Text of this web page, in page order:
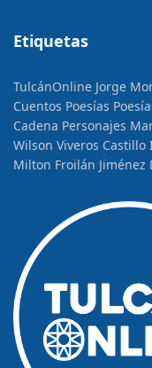
Etiquetas
TulcánOnline Jorge
Cuentos Poesías
Cadena Personajes
Wilson Viveros Castillo
Milton Froilán Jiménez